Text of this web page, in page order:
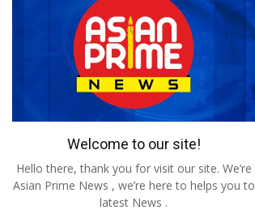
Welcome to our site!
Hello there, thank you for visit our site. We’re
Asian Prime News , we’re here to helps you to
latest News .